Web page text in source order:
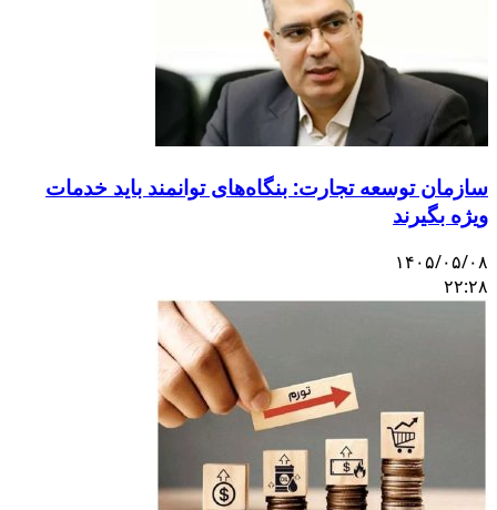
سازمان توسعه تجارت: بنگاه‌های توانمند باید خدمات
ویژه بگیرند
۱۴۰۵/۰۵/۰۸
۲۲:۲۸